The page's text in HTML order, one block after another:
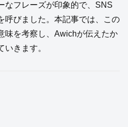
なフレーズが印象的で、SNS
呼びました。本記事では、この
味を考察し、Awichが伝えたか
いきます。